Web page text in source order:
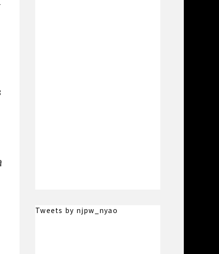
Tweets by njpw_nyao